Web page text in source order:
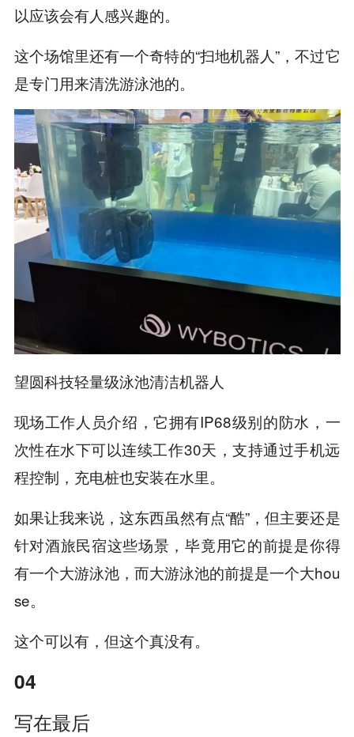
以应该会有人感兴趣的。
这个场馆里还有一个奇特的“扫地机器人”，不过它
是专门用来清洗游泳池的。
望圆科技轻量级泳池清洁机器人
现场工作人员介绍，它拥有IP68级别的防水，一
次性在水下可以连续工作30天，支持通过手机远
程控制，充电桩也安装在水里。
如果让我来说，这东西虽然有点“酷”，但主要还是
针对酒旅民宿这些场景，毕竟用它的前提是你得
有一个大游泳池，而大游泳池的前提是一个大hou
se。
这个可以有，但这个真没有。
04
写在最后